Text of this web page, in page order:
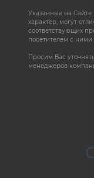
Указанные на
характер, могут
соответствующих
посетителем с ними
Просим Вас
менеджеров